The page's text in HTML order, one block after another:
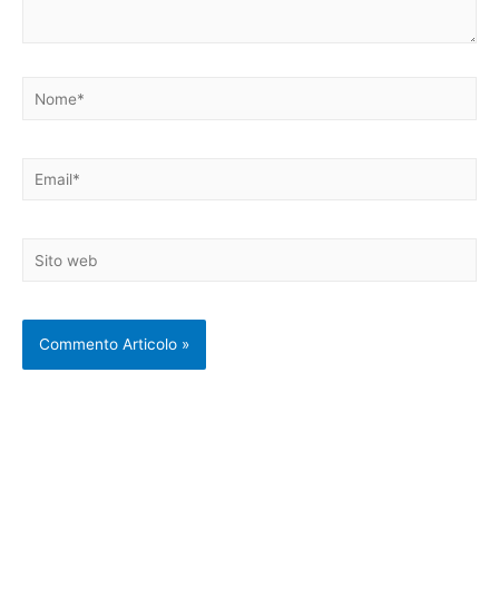
Nome*
Email*
Sito